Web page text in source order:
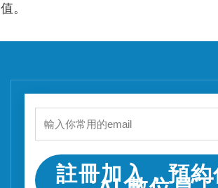
值。
註冊加入，預約